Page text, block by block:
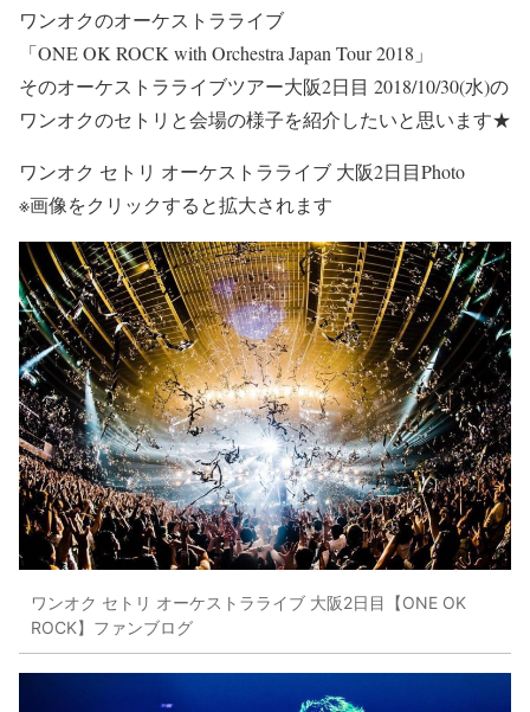
ワンオクのオーケストラライブ
「ONE OK ROCK with Orchestra Japan Tour 2018」
そのオーケストラライブツアー大阪2日目 2018/10/30(水)の
ワンオクのセトリと会場の様子を紹介したいと思います★
ワンオク セトリ オーケストラライブ 大阪2日目Photo
※画像をクリックすると拡大されます
ワンオク セトリ オーケストラライブ 大阪2日目【ONE OK
ROCK】ファンブログ